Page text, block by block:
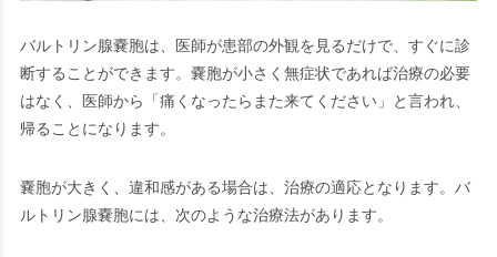
バルトリン腺嚢胞は、医師が患部の外観を見るだけで、すぐに診
断することができます。嚢胞が小さく無症状であれば治療の必要
はなく、医師から「痛くなったらまた来てください」と言われ、
帰ることになります。
嚢胞が大きく、違和感がある場合は、治療の適応となります。バ
ルトリン腺嚢胞には、次のような治療法があります。